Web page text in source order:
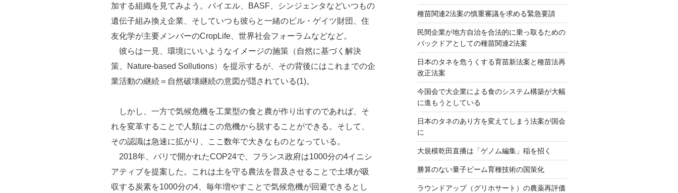
加する組織を見てみよう。バイエル、BASF、シンジェンタなどいつもの
遺伝子組み換え企業、そしていつも彼らと一緒のビル・ゲイツ財団、住
友化学が主要メンバーのCropLife、世界社会フォーラムなどなど。
彼らは一見、環境にいいようなイメージの施策（自然に基づく解決
策、Nature-based Sollutions）を提示するが、その背後にはこれまでの企
業活動の継続＝自然破壊継続の意図が隠されている(1)。
しかし、一方で気候危機を工業型の食と農が作り出すのであれば、そ
れを変革することで人類はこの危機から脱することができる。そして、
その認識は急速に拡がり、ここ数年で大きなものとなっている。
2018年、パリで開かれたCOP24で、フランス政府は1000分の4イニシ
アティブを提案した。これは土を守る農法を普及させることで土壌が吸
収する炭素を1000分の4、毎年増やすことで気候危機が回避できるとし
種苗関連2法案の慎重審議を求める緊急要請
民間企業が地方自治を合法的に乗っ取るための
バックドアとしての種苗関連2法案
日本のタネを危うくする育苗新法案と種苗法再
改正法案
今国会で大企業による食のシステム構築が大幅
に進もうとしている
日本のタネのあり方を変えてしまう法案が国会
に
大規模乾田直播は「ゲノム編集」稲を招く
勝算のない量子ビーム育種技術の国策化
ラウンドアップ（グリホサート）の農薬再評価